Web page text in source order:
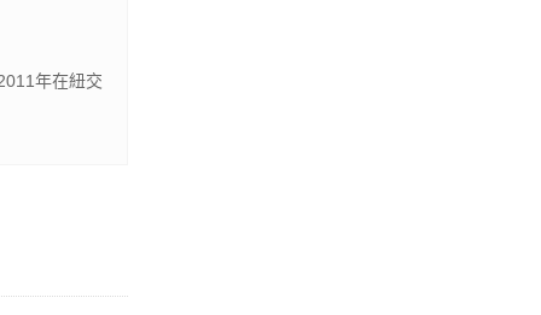
年在紐交